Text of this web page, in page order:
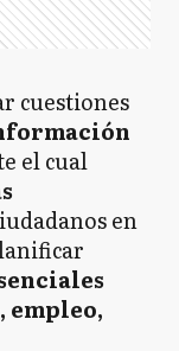
cuestiones
el cual
en
empleo,